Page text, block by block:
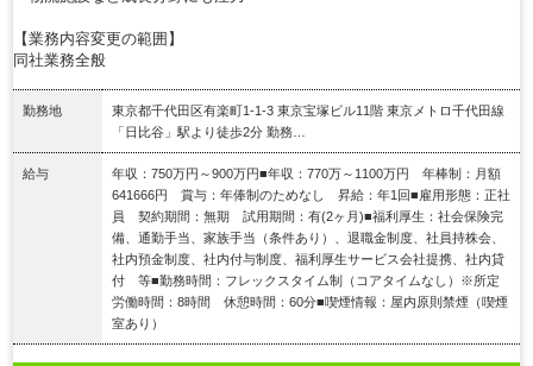
【業務内容変更の範囲】
同社業務全般
勤務地
東京都千代田区有楽町1-1-3 東京宝塚ビル11階 東京メトロ千代田線
「日比谷」駅より徒歩2分 勤務…
給与
年収：750万円～900万円■年収：770万～1100万円 年棒制：月額
641666円 賞与：年俸制のためなし 昇給：年1回■雇用形態：正社
員 契約期間：無期 試用期間：有(2ヶ月)■福利厚生：社会保険完
備、通勤手当、家族手当（条件あり）、退職金制度、社員持株会、
社内預金制度、社内付与制度、福利厚生サービス会社提携、社内貸
付 等■勤務時間：フレックスタイム制（コアタイムなし）※所定
労働時間：8時間 休憩時間：60分■喫煙情報：屋内原則禁煙（喫煙
室あり）